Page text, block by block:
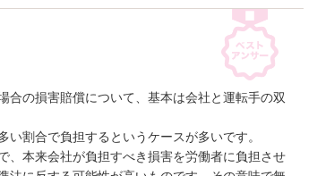
合の損害賠償について、基本は会社と運転手の双
割合で負担するというケースが多いです。
、本来会社が負担すべき損害を労働者に負担させ